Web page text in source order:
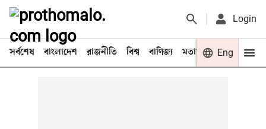
Login
সর্বশেষ বাংলাদেশ রাজনীতি বিশ্ব বাণিজ্য মতামত খেলা
Eng